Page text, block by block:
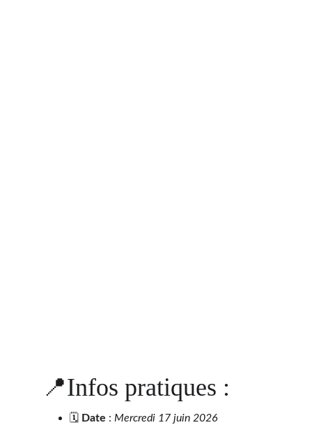
📍Infos pratiques :
🗓 Date : Mercredi 17 juin 2026